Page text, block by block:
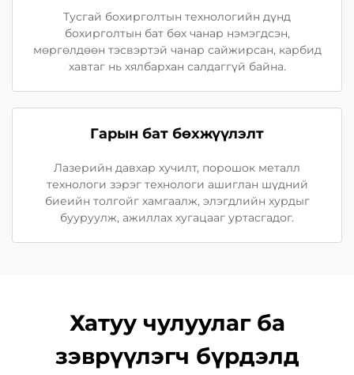
Тусгай бохирголтын технологийн дүнд
бохирголтын бат бөх чанар нэмэгдсэн,
мөргөлдөөн тэсвэртэй чанар сайжирсан, карбид
хавтаг нь хялбархан салдаггүй байна.
Гарын бат бөхжүүлэлт
Лазерийн давхар хучилт, порошок металл
технологи зэрэг технологи ашиглан шүдний
биеийн толгойг хамгаалж, элэгдлийн хурдыг
бууруулж, ажиллах хугацааг уртасгадог.
Хатуу чулуулаг ба
зэврүүлэгч бүрдэлд